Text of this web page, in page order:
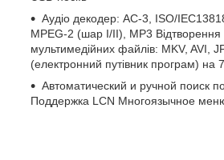
Аудіо декодер: AC-3, ISO/
MPEG-2 (шар I/II), MP3 Відтворення
мультимедійних файлів: MKV, AVI,
(електронний путівник програм) на
Автоматический и ручной поиск
Поддержка LCN Многоязычное